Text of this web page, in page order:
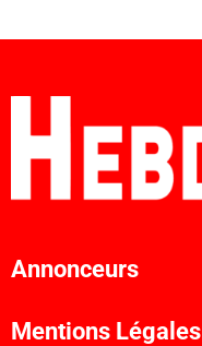
Annonceurs
Mentions Légales